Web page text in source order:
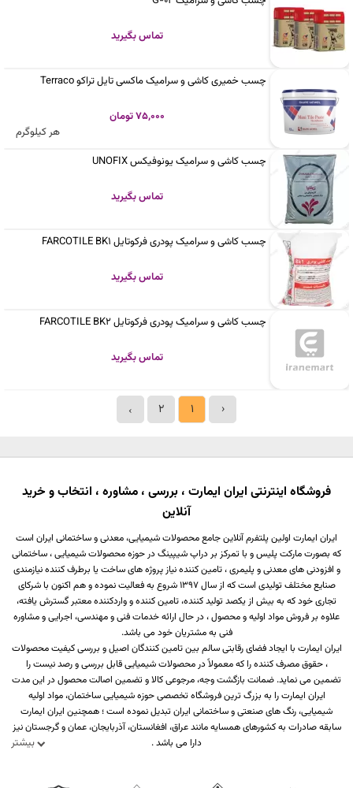
تماس بگیرید
چسب خمیری کاشی و سرامیک ماکسی تایل تراکو Terraco
75,000 تومان
هر کیلوگرم
چسب کاشی و سرامیک یونوفیکس UNOFIX
تماس بگیرید
چسب کاشی و سرامیک پودری فرکوتایل FARCOTILE BK1
تماس بگیرید
چسب کاشی و سرامیک پودری فرکوتایل FARCOTILE BK2
تماس بگیرید
‹
1
2
›
فروشگاه اینترنتی ایران ایمارت ، بررسی ، مشاوره ، انتخاب و خرید
آنلاین
بیشتر
ایران ایمارت اولین پلتفرم آنلاین جامع محصولات شیمیایی، معدنی و ساختمانی ایران است
که بصورت مارکت پلیس و با تمرکز بر دراپ شیپینگ در حوزه محصولات شیمیایی ، ساختمانی
و افزودنی های معدنی و پلیمری ، تامین کننده نیاز پروژه های ساخت یا برطرف کننده نیازمندی
صنایع مختلف تولیدی است که از سال 1397 شروع به فعالیت نموده و هم اکنون با شرکای
تجاری خود که به بیش از یکصد تولید کننده، تامین کننده و واردکننده معتبر گسترش یافته،
علاوه بر فروش مواد اولیه و محصول ، در حال ارائه خدمات فنی و مهندسی، اجرایی و مشاوره
فنی به مشتریان خود می باشد.
ایران ایمارت با ایجاد فضای رقابتی سالم بین تامین کنندگان اصیل و بررسی کیفیت محصولات
، حقوق مصرف کننده را که معمولاً در محصولات شیمیایی قابل بررسی و رصد نیست را
تضمین می نماید. ضمانت بازگشت وجه، مرجوعی کالا و تضمین اصالت محصول در این مدت
ایران ایمارت را به بزرگ ترین فروشگاه تخصصی حوزه شیمیایی ساختمان، مواد اولیه
شیمیایی، رنگ های صنعتی و ساختمانی ایران تبدیل نموده است ؛ همچنین ایران ایمارت
سابقه صادرات به کشورهای همسایه مانند عراق، افغانستان، آذربایجان، عمان و گرجستان نیز
دارا می باشد .